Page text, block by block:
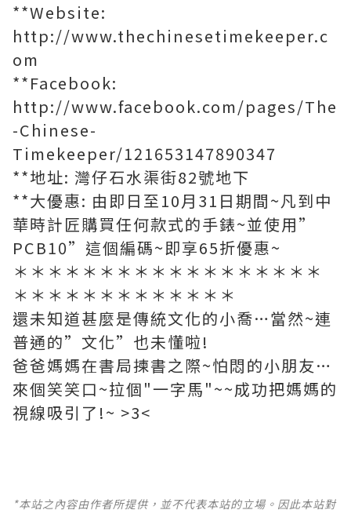
**Website:
http://www.thechinesetimekeeper.c
om
**Facebook:
http://www.facebook.com/pages/The
-Chinese-
Timekeeper/121653147890347
**地址: 灣仔石水渠街82號地下
**大優惠: 由即日至10月31日期間~凡到中
華時計匠購買任何款式的手錶~並使用”
PCB10”這個編碼~即享65折優惠~
＊＊＊＊＊＊＊＊＊＊＊＊＊＊＊＊＊＊
＊＊＊＊＊＊＊＊＊＊＊＊＊
還未知道甚麼是傳統文化的小喬…當然~連
普通的”文化”也未懂啦!
爸爸媽媽在書局揀書之際~怕悶的小朋友…
來個笑笑口~拉個"一字馬"~~成功把媽媽的
視線吸引了!~ >3<
*本站之內容由作者所提供，並不代表本站的立場。因此本站對